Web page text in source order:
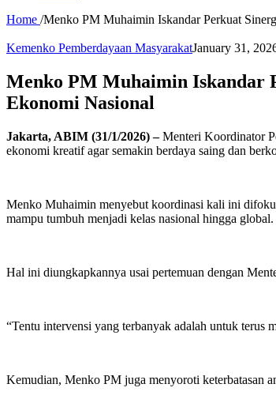
Home /Menko PM Muhaimin Iskandar Perkuat
Kemenko Pemberdayaan MasyarakatJanuary 31,
Menko PM Muhaimin Iskandar
Ekonomi Nasional
Jakarta, ABIM (31/1/2026) –Menteri Koordinator
ekonomi kreatif agar semakin berdaya saing dan
Menko Muhaimin menyebut koordinasi kali ini
mampu tumbuh menjadi kelas nasional hingga global.
Hal ini diungkapkannya usai pertemuan dengan
“Tentu intervensi yang terbanyak adalah untuk terus
Kemudian, Menko PM juga menyoroti keterbatasan